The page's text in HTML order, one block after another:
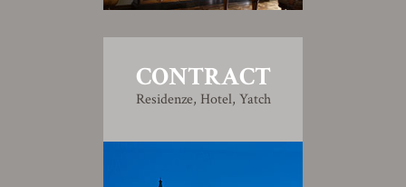
CONTRACT
Residenze, Hotel, Yatch